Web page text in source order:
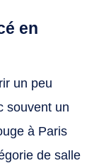
en
un peu
souvent un
à Paris
de salle